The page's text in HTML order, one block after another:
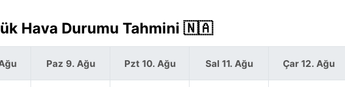
Hava Durumu Tahmini 🇳🇦
Paz 9. Ağu Pzt 10. Ağu Sal 11. Ağu Çar 12. Ağu